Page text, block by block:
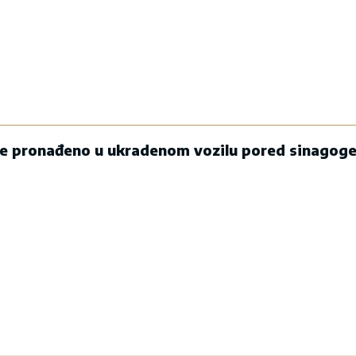
pronađeno u ukradenom vozilu pored